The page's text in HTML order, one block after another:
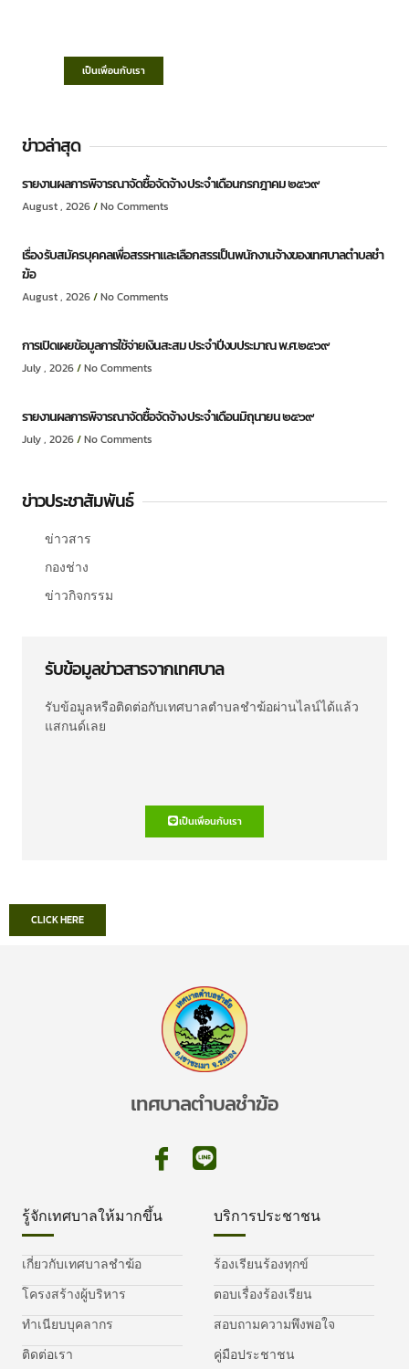
เป็นเพื่อนกับเรา
ข่าวล่าสุด
รายงานผลการพิจารณาจัดซื้อจัดจ้าง ประจำเดือนกรกฎาคม ๒๕๖๙
August , 2026 No Comments
เรื่อง รับสมัครบุคคลเพื่อสรรหาและเลือกสรรเป็นพนักงานจ้างของเทศบาลตำบลชำ
ฆ้อ
August , 2026 No Comments
การเปิดเผยข้อมูลการใช้จ่ายเงินสะสม ประจำปีงบประมาณ พ.ศ.๒๕๖๙
July , 2026 No Comments
รายงานผลการพิจารณาจัดซื้อจัดจ้าง ประจำเดือนมิถุนายน ๒๕๖๙
July , 2026 No Comments
ข่าวประชาสัมพันธ์
ข่าวสาร
กองช่าง
ข่าวกิจกรรม
รับข้อมูลข่าวสารจากเทศบาล
รับข้อมูลหรือติดต่อกับเทศบาลตำบลชำฆ้อผ่านไลน์ได้แล้ว
แสกนด์เลย
เป็นเพื่อนกับเรา
CLICK HERE
เทศบาลตำบลชำฆ้อ
รู้จักเทศบาลให้มากขึ้น
เกี่ยวกับเทศบาลชำฆ้อ
โครงสร้างผู้บริหาร
ทำเนียบบุคลากร
ติดต่อเรา
บริการประชาชน
ร้องเรียนร้องทุกข์
ตอบเรื่องร้องเรียน
สอบถามความพึงพอใจ
คู่มือประชาชน